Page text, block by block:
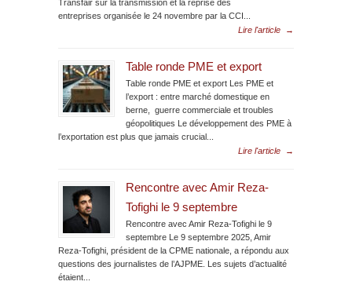
Transfair sur la transmission et la reprise des
entreprises organisée le 24 novembre par la CCI...
Lire l'article
→
Table ronde PME et export
Table ronde PME et export Les PME et
l’export : entre marché domestique en
berne, guerre commerciale et troubles
géopolitiques Le développement des PME à
l’exportation est plus que jamais crucial...
Lire l'article
→
Rencontre avec Amir Reza-
Tofighi le 9 septembre
Rencontre avec Amir Reza-Tofighi le 9
septembre Le 9 septembre 2025, Amir
Reza-Tofighi, président de la CPME nationale, a répondu aux
questions des journalistes de l’AJPME. Les sujets d’actualité
étaient...